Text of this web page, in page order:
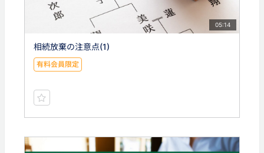
05:14
相続放棄の注意点(1)
有料会員限定